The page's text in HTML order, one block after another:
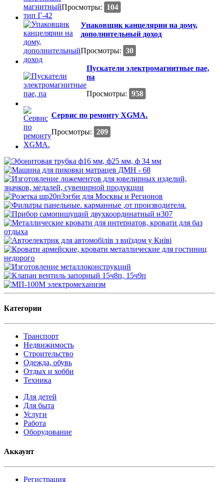
Просмотры:
104
Упаковщик канцелярии на дому,
дополнительный доход
Просмотры: 30
Пускатели электромагнитные пае,
па
Просмотры: 958
Сервис по ремонту XGMA.
Просмотры: 209
Категории
Транспорт
Недвижимость
Строительство
Одежда, обувь
Отдых и хобби
Техника
Для детей
Для быта
Услуги
Работа
Оборудование
Аккаунт
Регистрация